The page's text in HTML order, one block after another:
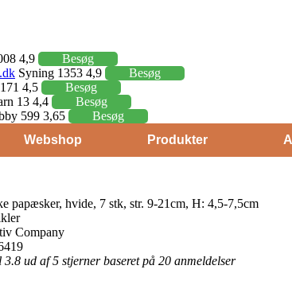
4,9
Besøg
Syning 1353 4,9
Besøg
4,5
Besøg
13 4,4
Besøg
599 3,65
Besøg
Webshop
Produkter
papæsker, hvide, 7 stk, str. 9-21cm, H: 4,5-7,5cm
Company
3.8 ud af 5 stjerner baseret på 20 anmeldelser